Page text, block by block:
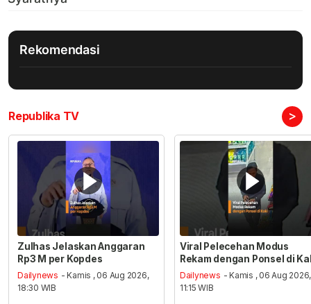
Rekomendasi
Republika TV >
Zulhas Jelaskan Anggaran
Rp3 M per Kopdes
Dailynews - Kamis , 06 Aug 2026,
18:30 WIB
Viral Pelecehan Modus
Rekam dengan Ponsel di
Dailynews - Kamis , 06 Aug 2026,
11:15 WIB